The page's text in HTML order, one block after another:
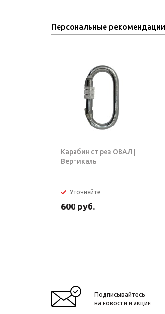
Персональные рекомендации
Карабин ст рез ОВАЛ |
Вертикаль
Уточняйте
600 руб.
Подписывайтесь
на новости и акции